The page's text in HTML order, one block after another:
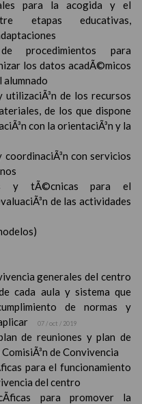
para la acogida y el
etapas educativas,
de procedimientos para
los datos acadÃ©micos
alumnado
utilizaciÃ³n de los recursos
de los que dispone
con la orientaciÃ³n y la
coordinaciÃ³n con servicios
y tÃ©cnicas para el
de las actividades
generales del centro
cada aula y sistema que
de normas y
07 / oct / 2019
de reuniones y plan de
de Convivencia
para el funcionamiento
del centro
para promover la